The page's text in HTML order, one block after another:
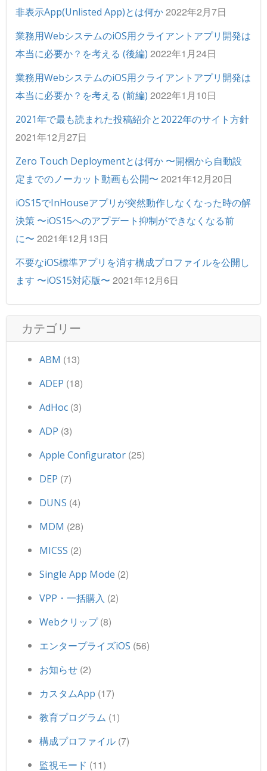
非表示App(Unlisted App)とは何か2022年2月7日
業務用WebシステムのiOS用クライアントアプリ開発は
本当に必要か？を考える (後編) 2022年1月24日
業務用WebシステムのiOS用クライアントアプリ開発は
本当に必要か？を考える (前編) 2022年1月10日
2021年で最も読まれた投稿紹介と2022年のサイト方針
2021年12月27日
Zero Touch Deploymentとは何か 〜開梱から自動設
定までのノーカット動画も公開〜 2021年12月20日
iOS15でInHouseアプリが突然動作しなくなった時の解
決策 〜iOS15へのアプデート抑制ができなくなる前
に〜 2021年12月13日
不要なiOS標準アプリを消す構成プロファイルを公開し
ます 〜iOS15対応版〜 2021年12月6日
カテゴリー
ABM (13)
ADEP (18)
AdHoc (3)
ADP (3)
Apple Configurator (25)
DEP (7)
DUNS (4)
MDM (28)
MICSS (2)
Single App Mode (2)
VPP・一括購入 (2)
Webクリップ(8)
エンタープライズiOS (56)
お知らせ (2)
カスタムApp (17)
教育プログラム (1)
構成プロファイル (7)
監視モード (11)